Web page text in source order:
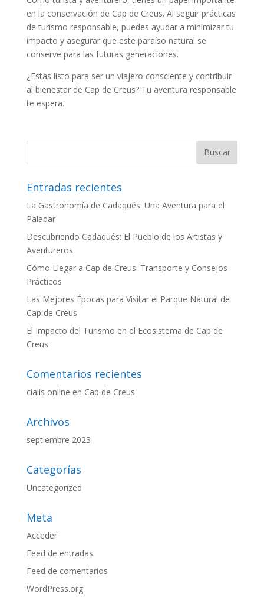
en la conservación de Cap de Creus. Al seguir prácticas
de turismo responsable, puedes ayudar a minimizar tu
impacto y asegurar que este paraíso natural se
conserve para las futuras generaciones.
¿Estás listo para ser un viajero consciente y contribuir
al bienestar de Cap de Creus? Tu aventura responsable
te espera.
Entradas recientes
La Gastronomía de Cadaqués: Una Aventura para el
Paladar
Descubriendo Cadaqués: El Pueblo de los Artistas y
Aventureros
Cómo Llegar a Cap de Creus: Transporte y Consejos
Prácticos
Las Mejores Épocas para Visitar el Parque Natural de
Cap de Creus
El Impacto del Turismo en el Ecosistema de Cap de
Creus
Comentarios recientes
cialis online en Cap de Creus
Archivos
septiembre 2023
Categorías
Uncategorized
Meta
Acceder
Feed de entradas
Feed de comentarios
WordPress.org